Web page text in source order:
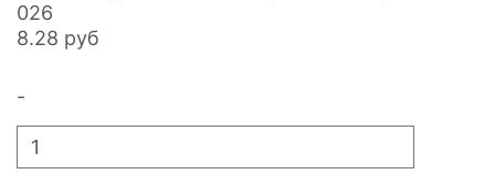
026
8.28 руб
-